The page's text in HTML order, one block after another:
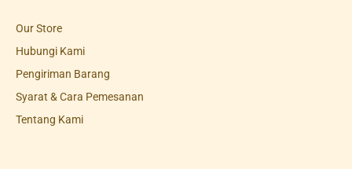
Our Store
Hubungi Kami
Pengiriman Barang
Syarat & Cara Pemesanan
Tentang Kami